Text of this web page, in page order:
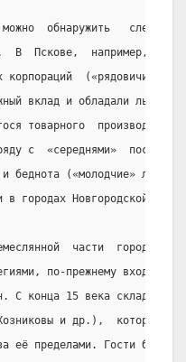
обнаружить   следы
В  Пскове,  например,  они
корпораций  («рядовичи»)
вклад и обладали
товарного  производства
с  «середнями»
и беднота («молодчие»
в городах Новгородской
части  городов,
по-прежнему входили
С конца 15 века
и др.),  которые
её пределами. Гости были